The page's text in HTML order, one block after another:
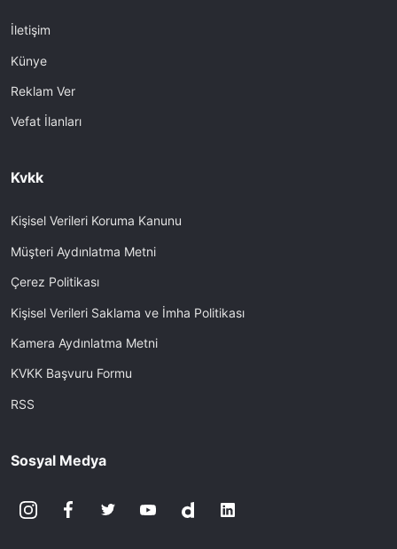
İletişim
Künye
Reklam Ver
Vefat İlanları
Kvkk
Kişisel Verileri Koruma Kanunu
Müşteri Aydınlatma Metni
Çerez Politikası
Kişisel Verileri Saklama ve İmha Politikası
Kamera Aydınlatma Metni
KVKK Başvuru Formu
RSS
Sosyal Medya